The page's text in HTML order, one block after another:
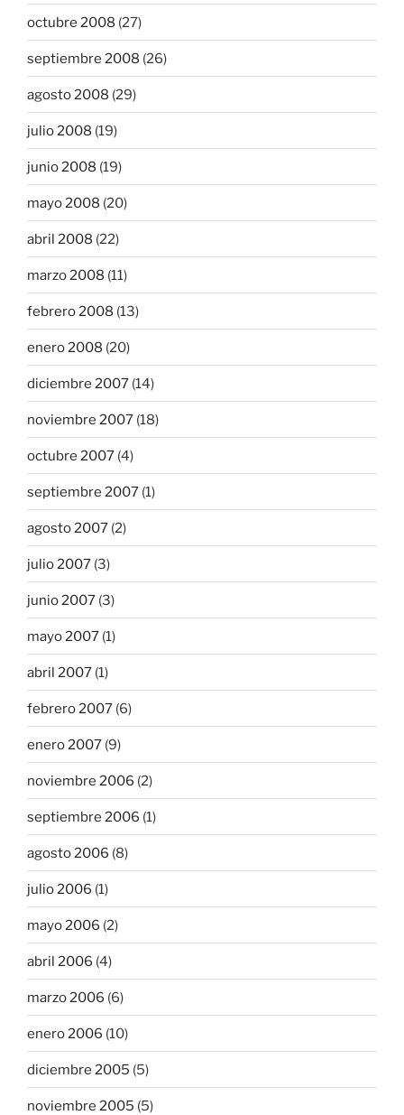
octubre 2008 (27)
septiembre 2008 (26)
agosto 2008 (29)
julio 2008 (19)
junio 2008 (19)
mayo 2008 (20)
abril 2008 (22)
marzo 2008 (11)
febrero 2008 (13)
enero 2008 (20)
diciembre 2007 (14)
noviembre 2007 (18)
octubre 2007 (4)
septiembre 2007 (1)
agosto 2007 (2)
julio 2007 (3)
junio 2007 (3)
mayo 2007 (1)
abril 2007 (1)
febrero 2007 (6)
enero 2007 (9)
noviembre 2006 (2)
septiembre 2006 (1)
agosto 2006 (8)
julio 2006 (1)
mayo 2006 (2)
abril 2006 (4)
marzo 2006 (6)
enero 2006 (10)
diciembre 2005 (5)
noviembre 2005 (5)